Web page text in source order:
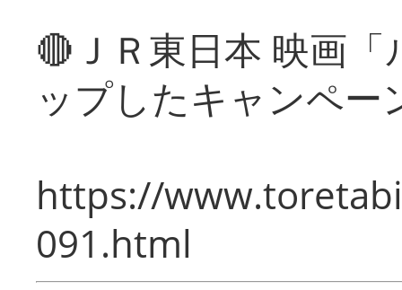
🔴ＪＲ東日本 映画
ップしたキャンペー
https://
091.html